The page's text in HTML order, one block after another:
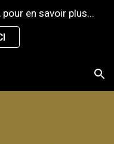
Skip to navigation
en savoir plus...